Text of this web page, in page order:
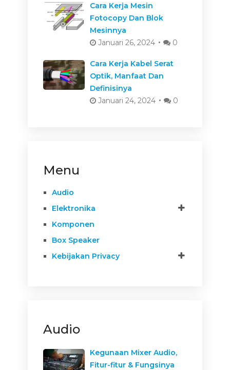
Cara Kerja Mesin
Fotocopy Dan Blok
Mesinnya
Januari 26, 2024
0
Cara Kerja Kabel Serat
Optik, Manfaat Dan
Definisinya
Januari 24, 2024
0
Menu
Audio
Elektronika
Komponen
Box Speaker
Kebijakan Privacy
Audio
Kegunaan Mixer Audio,
Fitur-fitur & Fungsinya